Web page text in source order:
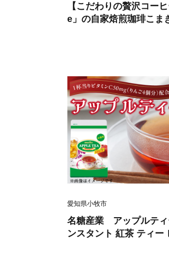
【こだわりの贅沢コー
e」の自家焙煎珈琲こま
愛知県小牧市
名糖産業 アップルテ
ンスタント 紅茶 ティー
ングセラー 粉末飲料